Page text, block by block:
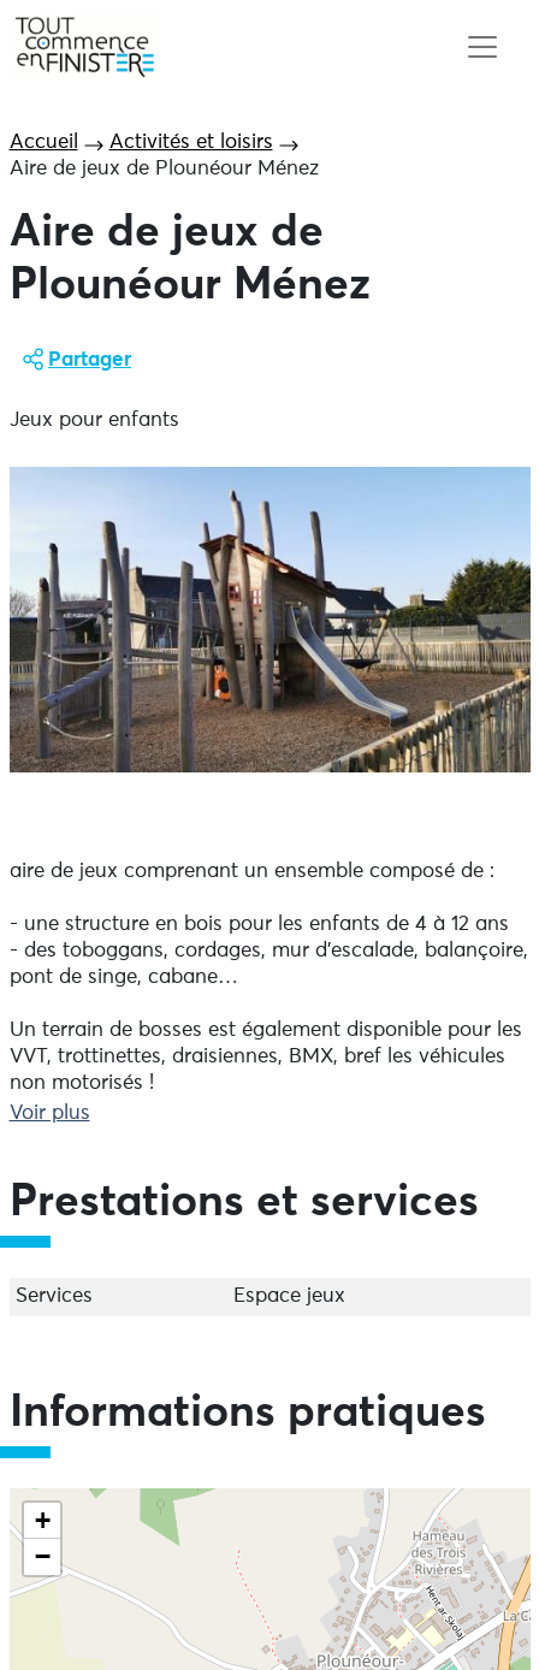
Accueil
Activités et loisirs
Aire de jeux de Plounéour Ménez
Aire de jeux de
Plounéour Ménez
Partager
Jeux pour enfants
aire de jeux comprenant un ensemble composé de :
- une structure en bois pour les enfants de 4 à 12 ans
- des toboggans, cordages, mur d’escalade, balançoire,
pont de singe, cabane…
Un terrain de bosses est également disponible pour les
VVT, trottinettes, draisiennes, BMX, bref les véhicules
non motorisés !
Voir plus
Prestations et services
Services Espace jeux
Informations pratiques
+
−